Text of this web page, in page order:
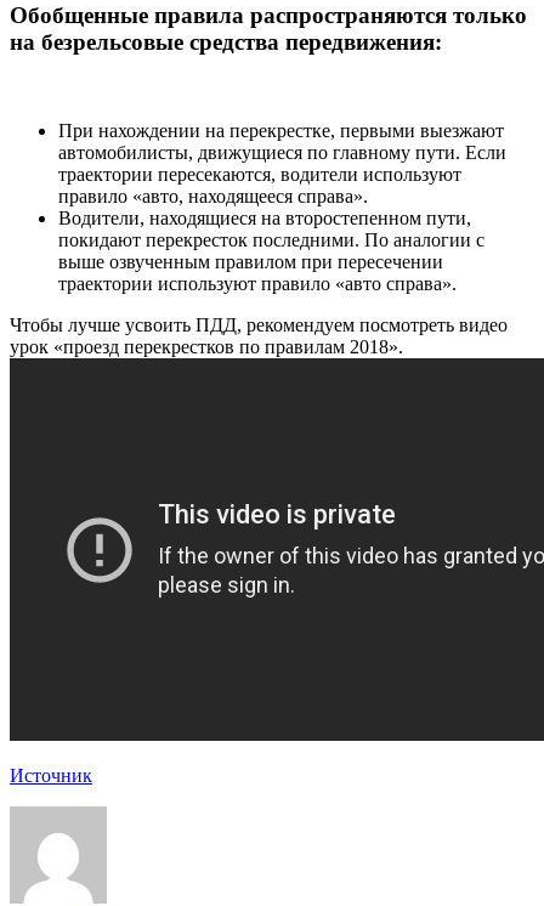
Обобщенные правила распространяются только
на безрельсовые средства передвижения:
При нахождении на перекрестке, первыми выезжают
автомобилисты, движущиеся по главному пути. Если
траектории пересекаются, водители используют
правило «авто, находящееся справа».
Водители, находящиеся на второстепенном пути,
покидают перекресток последними. По аналогии с
выше озвученным правилом при пересечении
траектории используют правило «авто справа».
Чтобы лучше усвоить ПДД, рекомендуем посмотреть видео
урок «проезд перекрестков по правилам 2018».
Источник